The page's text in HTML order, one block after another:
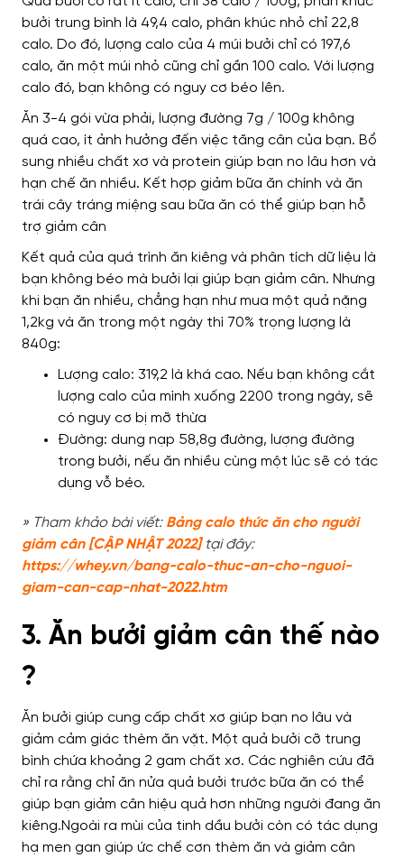
bưởi trung bình là 49,4 calo, phân khúc nhỏ chỉ 22,8
calo. Do đó, lượng calo của 4 múi bưởi chỉ có 197,6
calo, ăn một múi nhỏ cũng chỉ gần 100 calo. Với lượng
calo đó, bạn không có nguy cơ béo lên.
Ăn 3-4 gói vừa phải, lượng đường 7g / 100g không
quá cao, ít ảnh hưởng đến việc tăng cân của bạn. Bổ
sung nhiều chất xơ và protein giúp bạn no lâu hơn và
hạn chế ăn nhiều. Kết hợp giảm bữa ăn chính và ăn
trái cây tráng miệng sau bữa ăn có thể giúp bạn hỗ
trợ giảm cân
Kết quả của quá trình ăn kiêng và phân tích dữ liệu là
bạn không béo mà bưởi lại giúp bạn giảm cân. Nhưng
khi bạn ăn nhiều, chẳng hạn như mua một quả nặng
1,2kg và ăn trong một ngày thì 70% trọng lượng là
840g:
Lượng calo: 319,2 là khá cao. Nếu bạn không cắt
lượng calo của mình xuống 2200 trong ngày, sẽ
có nguy cơ bị mỡ thừa
Đường: dung nạp 58,8g đường, lượng đường
trong bưởi, nếu ăn nhiều cùng một lúc sẽ có tác
dụng vỗ béo.
» Tham khảo bài viết: Bảng calo thức ăn cho người
giảm cân [CẬP NHẬT 2022]tại đây:
https://whey.vn/bang-calo-thuc-an-cho-nguoi-
giam-can-cap-nhat-2022.htm
3. Ăn bưởi giảm cân thế nào
?
Ăn bưởi giúp cung cấp chất xơ giúp bạn no lâu và
giảm cảm giác thèm ăn vặt. Một quả bưởi cỡ trung
bình chứa khoảng 2 gam chất xơ. Các nghiên cứu đã
chỉ ra rằng chỉ ăn nửa quả bưởi trước bữa ăn có thể
giúp bạn giảm cân hiệu quả hơn những người đang ăn
kiêng.Ngoài ra mùi của tinh dầu bưởi còn có tác dụng
hạ men gan giúp ức chế cơn thèm ăn và giảm cân